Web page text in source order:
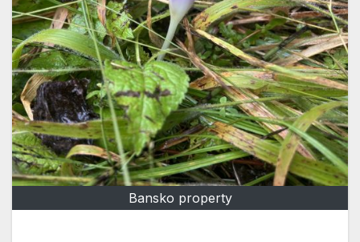
Bansko property